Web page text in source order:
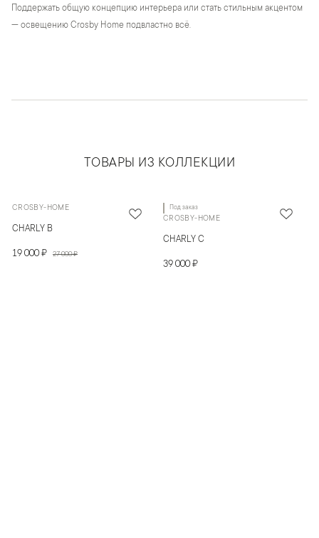
Поддержать общую концепцию интерьера или стать стильным акцентом
— освещению Crosby Home подвластно всё.
ТОВАРЫ ИЗ КОЛЛЕКЦИИ
CROSBY-HOME
CHARLY B
19 000 ₽ 27 000 ₽
Под заказ
CROSBY-HOME
CHARLY C
39 000 ₽